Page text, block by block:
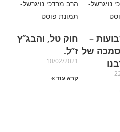
–
של
חוק טל, והבג”ץ
ז”ל.
10/02/2021
קרא עוד »